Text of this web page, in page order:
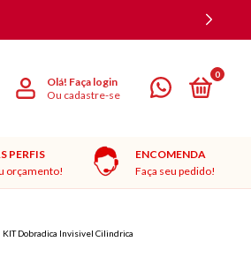
Olá! Faça login
Ou cadastre-se
0
PERFIS
orçamento!
ENCOMENDA
Faça seu pedido!
KIT Dobradica Invisivel Cilindrica